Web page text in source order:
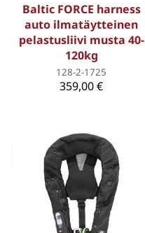
Baltic FORCE harness
auto ilmatäytteinen
pelastusliivi musta 40-
120kg
128-2-1725
359,00 €